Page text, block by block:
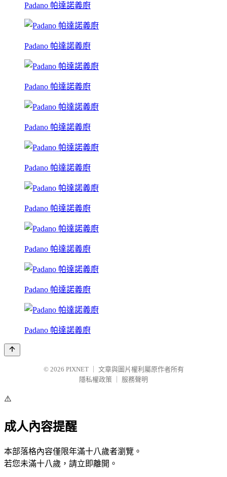
Padano 帕達諾義廚
Padano 帕達諾義廚
Padano 帕達諾義廚
Padano 帕達諾義廚
Padano 帕達諾義廚
Padano 帕達諾義廚
Padano 帕達諾義廚
Padano 帕達諾義廚
Padano 帕達諾義廚
© 2026 PIXNET
文章與圖片權利屬原作者所有
隱私權政策
服務聲明
⚠️
成人內容提醒
本部落格內容僅限年滿十八歲者瀏覽。
若您未滿十八歲，請立即離開。